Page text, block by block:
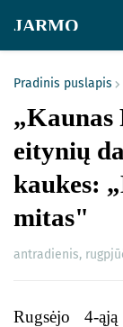
JARMO
Pradinis puslapis
eitynių
kaukes:
mitas"
antradienis,
Rugsėjo 4-